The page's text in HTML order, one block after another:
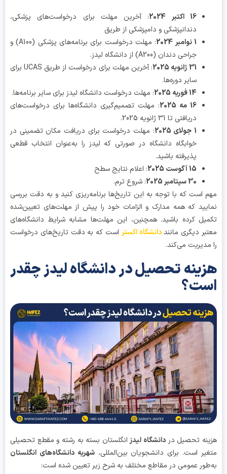
: آخرین مهلت برای درخواست‌های پزشکی،
دندانپزشکی و دامپزشکی از طریق
: مهلت درخواست برای برنامه‌های پزشکی (A100) و
جراحی دندان (A200) از دانشگاه لیدز.
: آخرین مهلت برای درخواست از طریق UCAS برای
سایر دوره‌ها.
: مهلت درخواست دانشگاه لیدز برای سایر برنامه‌ها.
: مهلت تصمیم‌گیری دانشگاه‌ها برای درخواست‌های
دریافتی تا 31 ژانویه 2025.
: مهلت درخواست برای دریافت مکان تضمینی در
خوابگاه دانشگاه در صورتی که لیدز را به‌عنوان انتخاب قطعی
پذیرفته باشید.
: اعلام نتایج سطح
: شروع ترم.
است که با توجه به این تاریخ‌ها برنامه‌ریزی کنید و به دقت بررسی
که همه مدارک و الزامات خود را پیش از مهلت‌های تعیین‌شده
کرده باشید. همچنین، این مهلت‌ها مشابه شرایط دانشگاه‌های
دیگری مانند دانشگاه اکستر است که به دقت تاریخ‌های درخواست
می‌کند.
تحصیل در دانشگاه لیدز چقدر
تحصیل دردانشگاه لیدزانگلستان بسته به رشته و مقطع تحصیلی
است. برای دانشجویان بین‌المللی،شهریه دانشگاه‌های انگلستان
عمومی در مقاطع مختلف به شرح زیر تعیین شده است: